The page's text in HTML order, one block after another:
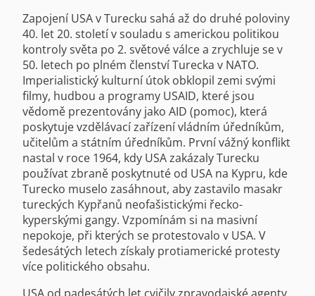
Zapojení USA v Turecku sahá až do druhé poloviny
40. let 20. století v souladu s americkou politikou
kontroly světa po 2. světové válce a zrychluje se v
50. letech po plném členství Turecka v NATO.
Imperialistický kulturní útok obklopil zemi svými
filmy, hudbou a programy USAID, které jsou
vědomě prezentovány jako AID (pomoc), která
poskytuje vzdělávací zařízení vládním úředníkům,
učitelům a státním úředníkům. První vážný konflikt
nastal v roce 1964, kdy USA zakázaly Turecku
používat zbraně poskytnuté od USA na Kypru, kde
Turecko muselo zasáhnout, aby zastavilo masakr
tureckých Kypřanů neofašistickými řecko-
kyperskými gangy. Vzpomínám si na masivní
nepokoje, při kterých se protestovalo v USA. V
šedesátých letech získaly protiamerické protesty
více politického obsahu.